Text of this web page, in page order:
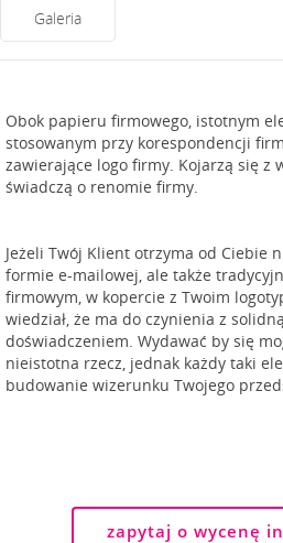
Galeria
Obok papieru firmowego, istotnym
stosowanym przy korespondencji
zawierające logo firmy. Kojarzą się z
świadczą o renomie firmy.
Jeżeli Twój Klient otrzyma od Ciebie
formie e-mailowej, ale także
firmowym, w kopercie z Twoim
wiedział, że ma do czynienia z
doświadczeniem. Wydawać by się
nieistotna rzecz, jednak każdy taki
budowanie wizerunku Twojego
zapytaj o wycenę